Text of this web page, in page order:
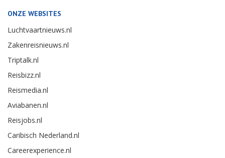
ONZE WEBSITES
Luchtvaartnieuws.nl
Zakenreisnieuws.nl
Triptalk.nl
Reisbizz.nl
Reismedia.nl
Aviabanen.nl
Reisjobs.nl
Caribisch Nederland.nl
Careerexperience.nl